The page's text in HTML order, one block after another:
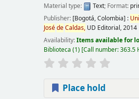
Material type:
Text; Format:
Publisher: [Bogotá, Colombia] :
JosédeCaldas,UD Editorial,2014
Availability:Items available for
Biblioteca (1) Call number:363.5
Place hold